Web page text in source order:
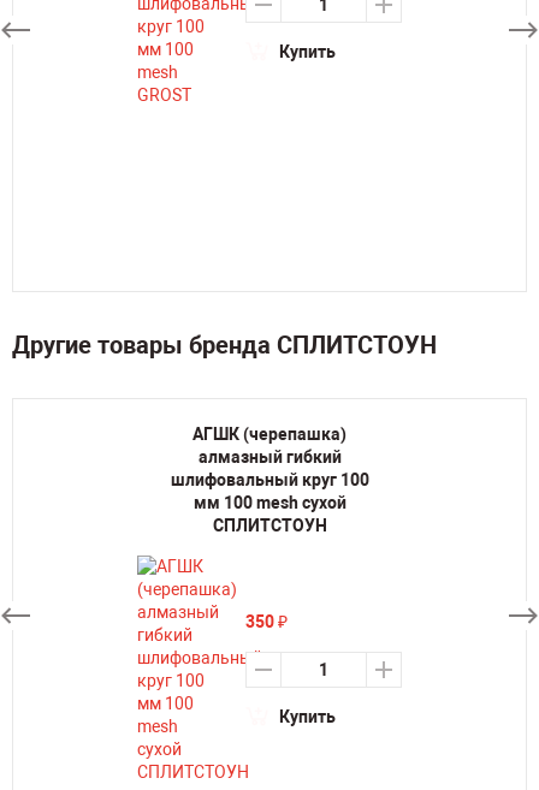
Купить
Другие товары бренда СПЛИТСТОУН
АГШК (черепашка)
алмазный гибкий
шлифовальный круг 100
мм 100 mesh сухой
СПЛИТСТОУН
350₽
Купить